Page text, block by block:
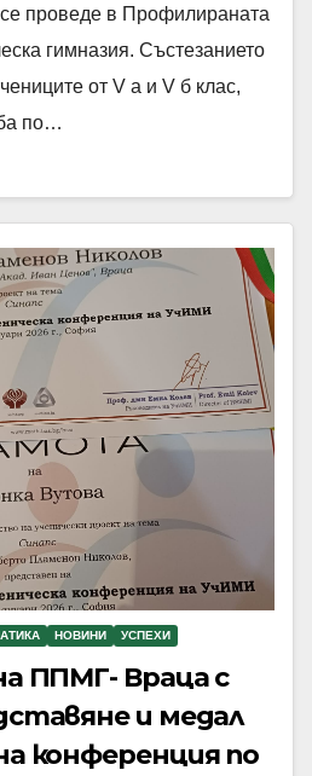
се проведе в Профилираната
гимназия. Състезанието
от V а и V б клас,
по…
НОВИНИ УСПЕХИ
ППМГ- Враца с
и медал
конференция по